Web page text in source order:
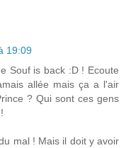
19:09
Souf is back :D ! Ecoute
allée mais ça a l'air
? Qui sont ces gens
mal ! Mais il doit y avoir